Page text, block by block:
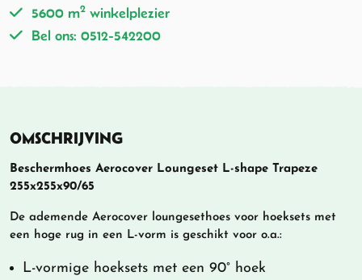
5600 m2 winkelplezier
Bel ons: 0512-542200
OMSCHRIJVING
Beschermhoes Aerocover Loungeset L-shape Trapeze
255x255x90/65
De ademende Aerocover loungesethoes voor hoeksets met
een hoge rug in een L-vorm is geschikt voor o.a.:
L-vormige hoeksets met een 90° hoek